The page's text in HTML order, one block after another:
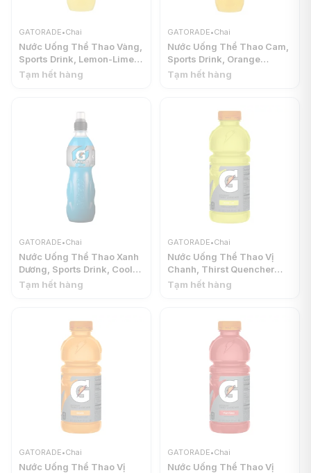
GATORADE•Chai
Nước Uống Thể Thao Vàng,
Sports Drink, Lemon-Lime
(500ml) - GATORADE
Tạm hết hàng
GATORADE•Chai
Nước Uống Thể Thao Cam,
Sports Drink, Orange
(500ml) - GATORADE
Tạm hết hàng
GATORADE•Chai
Nước Uống Thể Thao Xanh
Dương, Sports Drink, Cool
Blue (500ml) - GATORADE
Tạm hết hàng
GATORADE•Chai
Nước Uống Thể Thao Vị
Chanh, Thirst Quencher
Sports Drink, Lemon Lime,
Tạm hết hàng
GATORADE•Chai
Nước Uống Thể Thao Vị
GATORADE•Chai
Nước Uống Thể Thao Vị